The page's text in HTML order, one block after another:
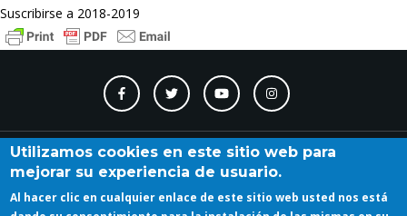
Suscribirse a 2018-2019
Contacto Accesibilidad Directorio Calendario
Iniciar sesión
Utilizamos cookies en este sitio web para
mejorar su experiencia de usuario.
Al hacer clic en cualquier enlace de este sitio web usted nos está